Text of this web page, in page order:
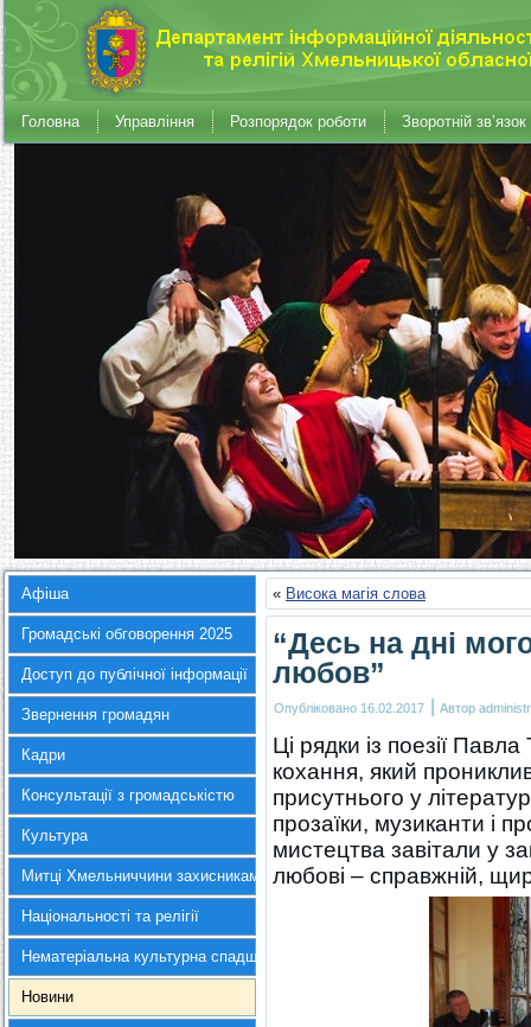
Головна Управління Розпорядок роботи Зворотній зв’язок
Афіша
Громадські обговорення 2025
Доступ до публічної інформації
Звернення громадян
Кадри
Консультації з громадськістю
Культура
Митці Хмельниччини захисникам України
Національності та релігії
Нематеріальна культурна спадщина
Новини
« Висока магія слова
“Десь на дні
любов”
Опубліковано 16.02.2017 | Автор
Ці рядки із поезії
кохання, який
присутнього у
прозаїки, музиканти і
мистецтва завітали у
любові – справжній,